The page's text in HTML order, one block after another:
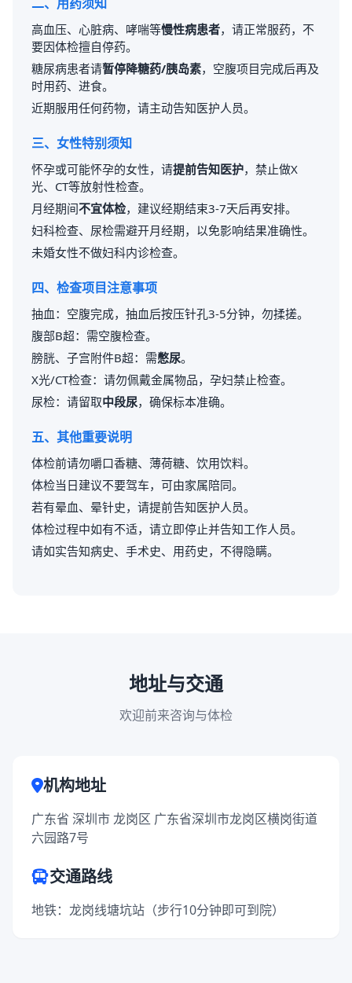
高血压、心脏病、哮喘等慢性病患者，请正常服药，不
要因体检擅自停药。
糖尿病患者请暂停降糖药/胰岛素，空腹项目完成后再及
时用药、进食。
近期服用任何药物，请主动告知医护人员。
三、女性特别须知
怀孕或可能怀孕的女性，请提前告知医护，禁止做X
光、CT等放射性检查。
月经期间不宜体检，建议经期结束3-7天后再安排。
妇科检查、尿检需避开月经期，以免影响结果准确性。
未婚女性不做妇科内诊检查。
四、检查项目注意事项
抽血：空腹完成，抽血后按压针孔3-5分钟，勿揉搓。
腹部B超：需空腹检查。
膀胱、子宫附件B超：需憋尿。
X光/CT检查：请勿佩戴金属物品，孕妇禁止检查。
尿检：请留取中段尿，确保标本准确。
五、其他重要说明
体检前请勿嚼口香糖、薄荷糖、饮用饮料。
体检当日建议不要驾车，可由家属陪同。
若有晕血、晕针史，请提前告知医护人员。
体检过程中如有不适，请立即停止并告知工作人员。
请如实告知病史、手术史、用药史，不得隐瞒。
地址与交通
欢迎前来咨询与体检
机构地址
广东省 深圳市 龙岗区 广东省深圳市龙岗区横岗街道
六园路7号
交通路线
地铁：龙岗线塘坑站（步行10分钟即可到院）